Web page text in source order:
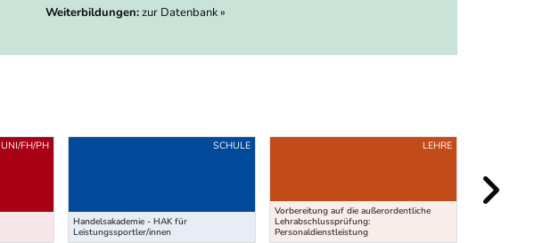
Weiterbildungen:zur Datenbank »
UNI/FH/PH
Handelsakademie - HAK für
Leistungssportler/innen
SCHULE
Vorbereitung auf die außerordentliche
Lehrabschlussprüfung:
Personaldienstleistung
LEHRE